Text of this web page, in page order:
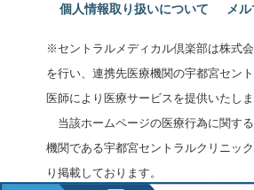
個人情報取り扱いについて
メ
※セントラルメディカル倶楽部は株式
を行い、連携先医療機関の宇都宮セン
医師により医療サービスを提供いたしま
当該ホームページの医療行為に関す
機関である宇都宮セントラルクリニッ
り掲載しております。